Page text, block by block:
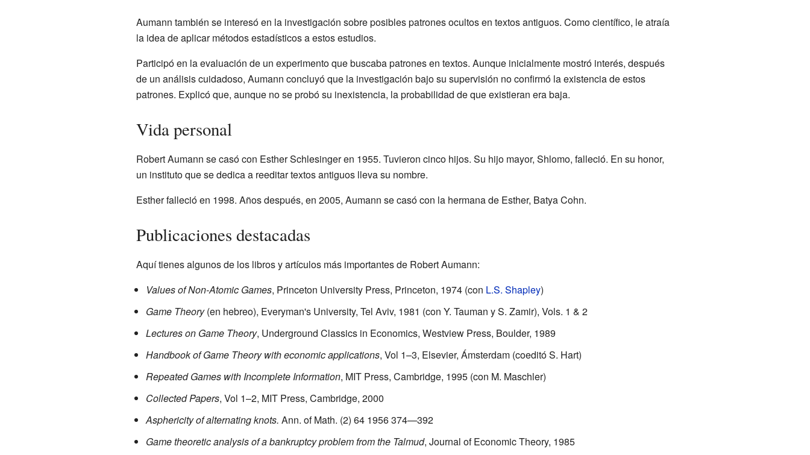
Aumann también se interesó en la investigación sobre posibles patrones ocultos en textos antiguos. Como científico, le atraía
la idea de aplicar métodos estadísticos a estos estudios.
Participó en la evaluación de un experimento que buscaba patrones en textos. Aunque inicialmente mostró interés, después
de un análisis cuidadoso, Aumann concluyó que la investigación bajo su supervisión no confirmó la existencia de estos
patrones. Explicó que, aunque no se probó su inexistencia, la probabilidad de que existieran era baja.
Vida personal
Robert Aumann se casó con Esther Schlesinger en 1955. Tuvieron cinco hijos. Su hijo mayor, Shlomo, falleció. En su honor,
un instituto que se dedica a reeditar textos antiguos lleva su nombre.
Esther falleció en 1998. Años después, en 2005, Aumann se casó con la hermana de Esther, Batya Cohn.
Publicaciones destacadas
Aquí tienes algunos de los libros y artículos más importantes de Robert Aumann:
Values of Non-Atomic Games, Princeton University Press, Princeton, 1974 (con L.S. Shapley)
Game Theory(en hebreo), Everyman's University, Tel Aviv, 1981 (con Y. Tauman y S. Zamir), Vols. 1 & 2
Lectures on Game Theory, Underground Classics in Economics, Westview Press, Boulder, 1989
Handbook of Game Theory with economic applications, Vol 1–3, Elsevier, Ámsterdam (coeditó S. Hart)
Repeated Games with Incomplete Information, MIT Press, Cambridge, 1995 (con M. Maschler)
Collected Papers, Vol 1–2, MIT Press, Cambridge, 2000
Asphericity of alternating knots. Ann. of Math. (2) 64 1956 374—392
Game theoretic analysis of a bankruptcy problem from the Talmud, Journal of Economic Theory, 1985